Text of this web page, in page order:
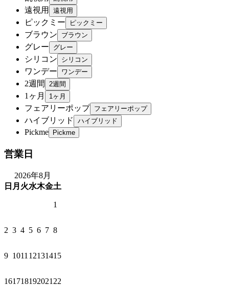
遠視用
ピックミー
ブラウン
グレー
シリコン
ワンデー
2週間
1ヶ月
フェアリーポップ
ハイブリッド
Pickme
営業日
2026年8月
日 月 火水木金土
1
2 3 4 5 6 7 8
9 1011 12131415
161718192021 22